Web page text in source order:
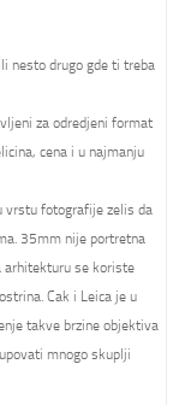
nesto drugo gde ti treba
za odredjeni format
cena i u najmanju
vrstu fotografije zelis da
35mm nije portretna
arhitekturu se koriste
Cak i Leica je u
takve brzine objektiva
mnogo skuplji